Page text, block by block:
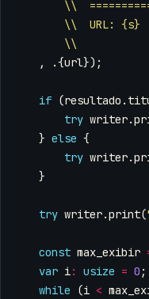
\\
\\  URL: {s}
\\
,
.{url});
if (resultado .
try writer.
} else {
try writer.
}
try writer.print(
const max_exibir
var i: usize = 0 ;
while
(i <